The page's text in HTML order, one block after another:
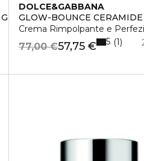
TUTTI I TIPI DI PELLE
DOLCE&GABBANA
GLOW-BOUNCE CERAMIDE
Crema Rimpolpante e
57,75 €
77,00 € 5 1